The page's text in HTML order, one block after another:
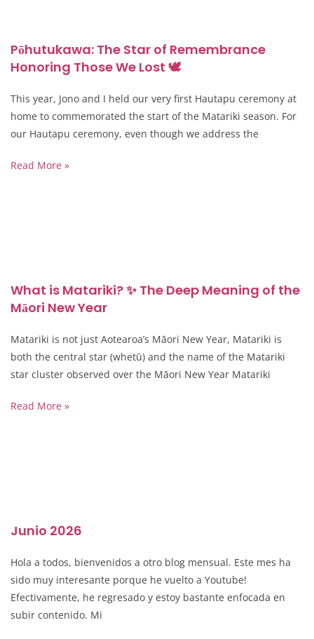
Pōhutukawa: The Star of Remembrance
Honoring Those We Lost 🕊️
This year, Jono and I held our very first Hautapu ceremony at
home to commemorated the start of the Matariki season. For
our Hautapu ceremony, even though we address the
Read More »
What is Matariki? ✨ The Deep Meaning of the
Māori New Year
Matariki is not just Aotearoa’s Māori New Year, Matariki is
both the central star (whetū) and the name of the Matariki
star cluster observed over the Māori New Year Matariki
Read More »
Junio 2026
Hola a todos, bienvenidos a otro blog mensual. Este mes ha
sido muy interesante porque he vuelto a Youtube!
Efectivamente, he regresado y estoy bastante enfocada en
subir contenido. Mi